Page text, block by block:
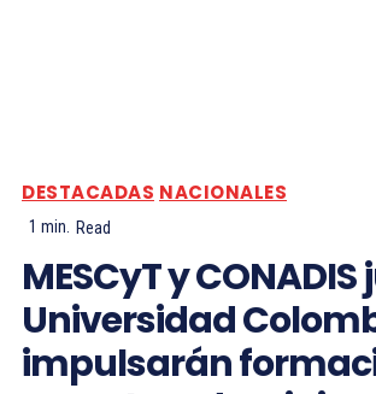
DESTACADAS NACIONALES
1 min. Read
MESCyT y
Universidad
impulsarán